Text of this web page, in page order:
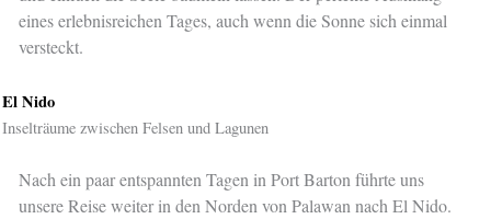
eines erlebnisreichen Tages, auch wenn die Sonne sich einmal
versteckt.
El Nido
Inselträume zwischen Felsen und Lagunen
Nach ein paar entspannten Tagen in Port Barton führte uns
unsere Reise weiter in den Norden von Palawan nach El Nido.